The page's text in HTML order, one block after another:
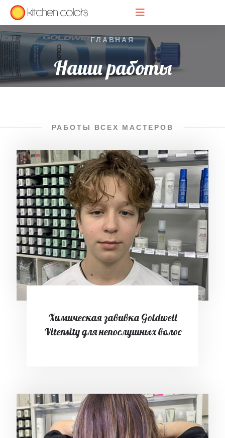
ГЛАВНАЯ
Наши работы
РАБОТЫ ВСЕХ МАСТЕРОВ
Химическая завивка Goldwell
Vitensity для непослушных волос